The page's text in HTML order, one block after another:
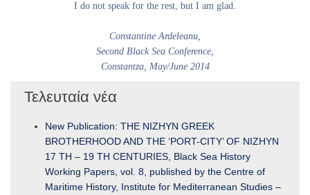
I do not speak for the rest, but I am glad.
Constantine Ardeleanu,
Second Black Sea Conference,
Constantza, May/June 2014
Τελευταία νέα
New Publication: THE NIZHYN GREEK
BROTHERHOOD AND THE ‘PORT-CITY’ OF NIZHYN
17 TH – 19 TH CENTURIES, Black Sea History
Working Papers, vol. 8, published by the Centre of
Maritime History, Institute for Mediterranean Studies –